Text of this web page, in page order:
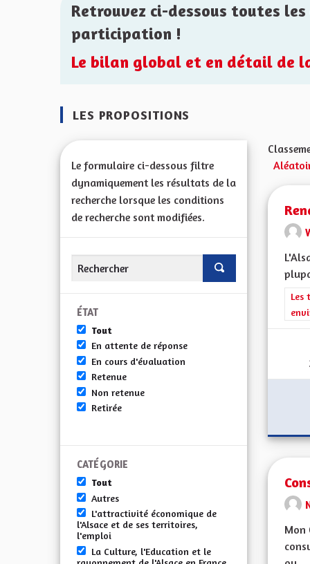
Retrouvez ci-dessous toutes
participation !
Le bilan global et en détail de
LES PROPOSITIONS
Le formulaire ci-dessous filtre
dynamiquement les résultats de la
recherche lorsque les conditions
de recherche sont modifiées.
ÉTAT
Tout
En attente de réponse
En cours d'évaluation
Retenue
Non retenue
Retirée
CATÉGORIE
Tout
Autres
L'attractivité économique de
l'Alsace et de ses territoires,
l'emploi
La Culture, l'Education et le
Les
Mon